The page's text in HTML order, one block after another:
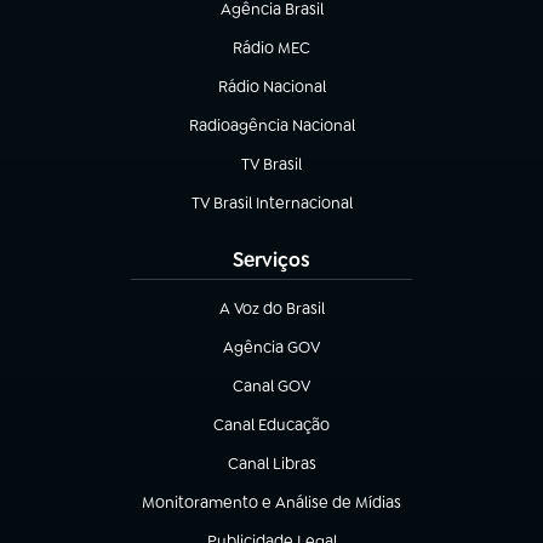
Agência Brasil
(abre em nova aba)
Rádio MEC
(abre em nova aba)
Rádio Nacional
Radioagência Nacional
(abre em nova aba)
TV Brasil
(abre em nova aba)
TV Brasil Internacional
(abre em nova aba)
Serviços
A Voz do Brasil
(abre em nova aba)
Agência GOV
(abre em nova aba)
Canal GOV
(abre em nova aba)
Canal Educação
(abre em nova aba)
Canal Libras
(abre em nova aba)
Monitoramento e Análise de Mídias
(abre em nova aba)